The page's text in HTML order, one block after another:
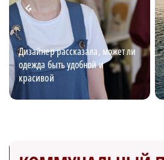
Дизайнер рассказала, может ли
одежда быть удобной и
красивой